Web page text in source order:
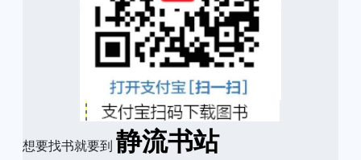
想要找书就要到 静流书站